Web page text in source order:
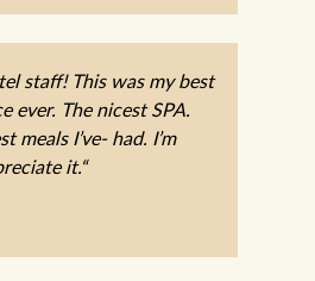
staff! This was my best
ever. The nicest SPA.
meals I’ve- had. I’m
it.“